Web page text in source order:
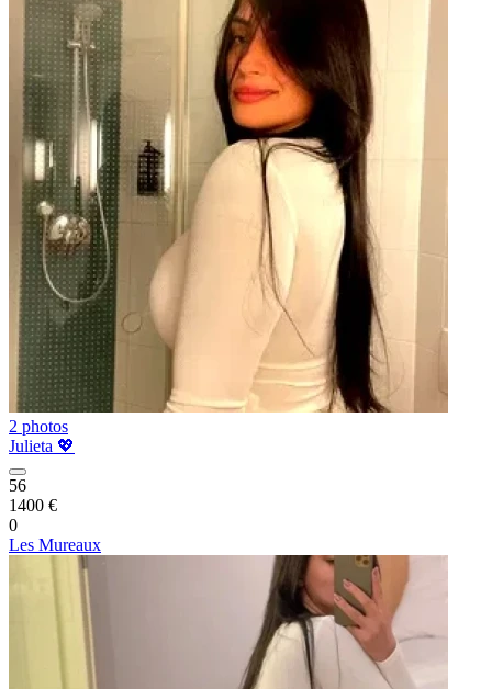
2 photos
Julieta 💖
56
1400 €
0
Les Mureaux